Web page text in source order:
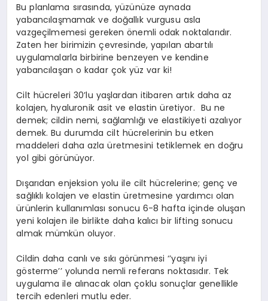
Bu planlama sırasında, yüzünüze aynada
yabancılaşmamak ve doğallık vurgusu asla
vazgeçilmemesi gereken önemli odak noktalarıdır.
Zaten her birimizin çevresinde, yapılan abartılı
uygulamalarla birbirine benzeyen ve kendine
yabancılaşan o kadar çok yüz var ki!
Cilt hücreleri 30’lu yaşlardan itibaren artık daha az
kolajen, hyaluronik asit ve elastin üretiyor. Bu ne
demek; cildin nemi, sağlamlığı ve elastikiyeti azalıyor
demek. Bu durumda cilt hücrelerinin bu etken
maddeleri daha azla üretmesini tetiklemek en doğru
yol gibi görünüyor.
Dışarıdan enjeksion yolu ile cilt hücrelerine; genç ve
sağlıklı kolajen ve elastin üretmesine yardımcı olan
ürünlerin kullanımlası sonucu 6-8 hafta içinde oluşan
yeni kolajen ile birlikte daha kalıcı bir lifting sonucu
almak mümkün oluyor.
Cildin daha canlı ve sıkı görünmesi ‘’yaşını iyi
gösterme’’ yolunda nemli referans noktasıdır. Tek
uygulama ile alınacak olan çoklu sonuçlar genellikle
tercih edenleri mutlu eder.